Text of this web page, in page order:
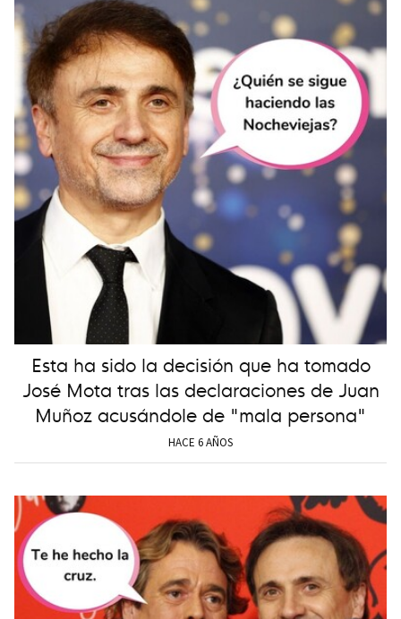
Esta ha sido la decisión que ha tomado
José Mota tras las declaraciones de Juan
Muñoz acusándole de "mala persona"
HACE 6 AÑOS